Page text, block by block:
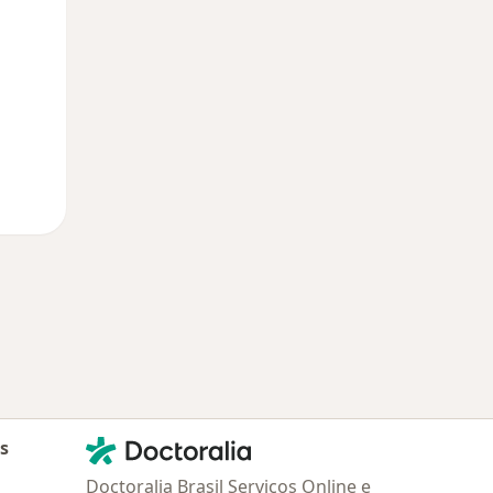
Contato
Doctoralia - Homepage
Doctoralia Brasil Serviços Online e